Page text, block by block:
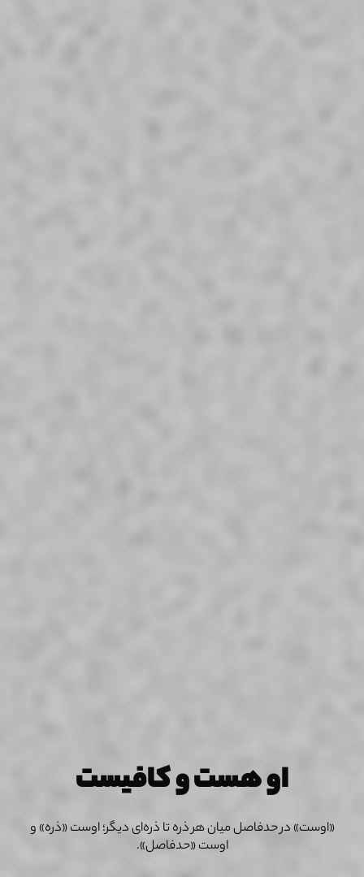
او هست و کافیست
«اوست» در حدفاصل میان هر ذره تا ذره‌ای دیگر؛ اوست «ذره» و
اوست «حدفاصل».